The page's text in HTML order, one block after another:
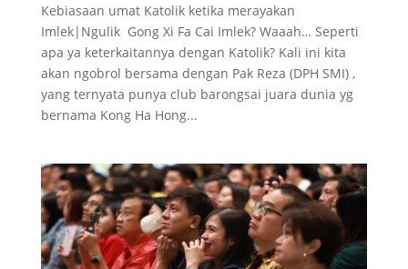
Kebiasaan umat Katolik ketika merayakan
Imlek|Ngulik Gong Xi Fa Cai Imlek? Waaah… Seperti
apa ya keterkaitannya dengan Katolik? Kali ini kita
akan ngobrol bersama dengan Pak Reza (DPH SMI) ,
yang ternyata punya club barongsai juara dunia yg
bernama Kong Ha Hong...